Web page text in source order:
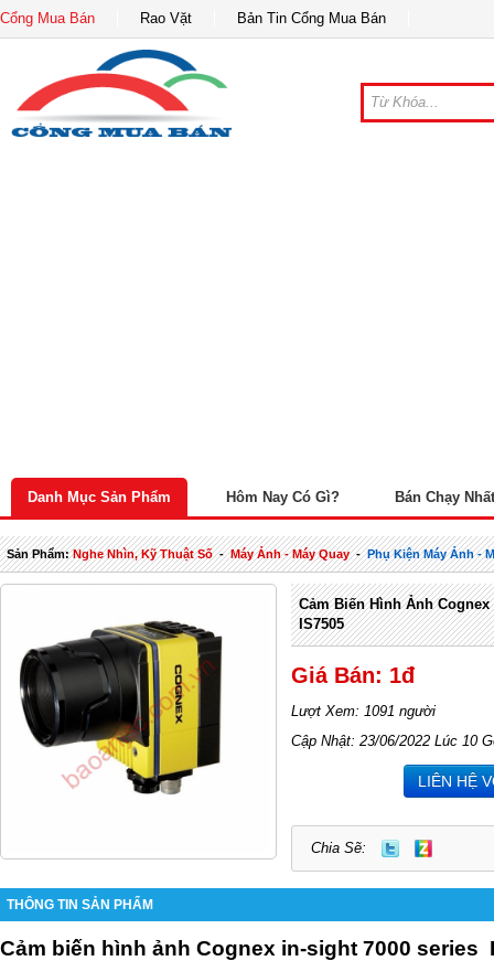
Cổng Mua Bán Rao Vặt Bản Tin Cổng Mua Bán
Danh Mục Sản Phẩm Hôm Nay Có Gì? Bán Chạy Nhất
Sản Phẩm:Nghe Nhìn, Kỹ Thuật Số-Máy Ảnh - Máy Quay-Phụ Kiện Máy Ảnh -
Cảm Biến Hình Ảnh
IS7505
Giá Bán: 1đ
Lượt Xem: 1091 người
Cập Nhật: 23/06/2022 Lúc 10
LIÊN HỆ
Chia Sẽ:
THÔNG TIN SẢN PHẨM
Cảm biến hình ảnh Cognex in-sight 7000 series